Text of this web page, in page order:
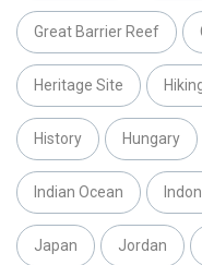
Great Barrier Reef
Heritage Site
History Hungary
Indian Ocean
Japan Jordan